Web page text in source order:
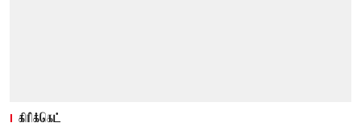
கிரிக்கெட்